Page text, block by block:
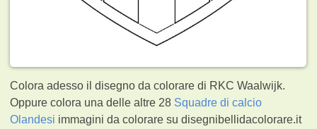
Colora adesso il disegno da colorare di RKC Waalwijk.
Oppure colora una delle altre 28 Squadre di calcio
Olandesi immagini da colorare su disegnibellidacolorare.it